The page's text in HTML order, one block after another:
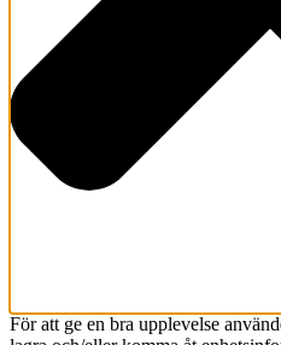
För att ge en bra upplevelse